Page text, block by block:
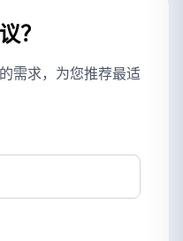
？
需求，为您推荐最适